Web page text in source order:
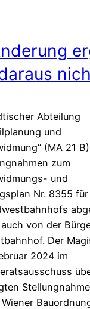
Abteilung
und
(MA 21
zum
und
Nr. 8355
von der
Der
2024 im